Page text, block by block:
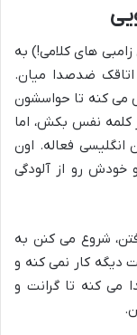
های کلامی!) به
ضدصدا میان.
کنه تا حواسشون
کلمه نفس بکش، اما
فعاله. اون
خودش رو از آلودگی
شروع می کنن به
دیگه کار نمی کنه و
می کنه تا گرانت و